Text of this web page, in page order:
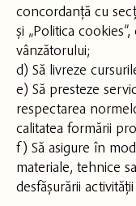
concordanță cu
și „Politica
vânzătorului;
d) Să livreze
e) Să presteze
respectarea
calitatea formării
f) Să asigure în
materiale, tehnice
desfășurării